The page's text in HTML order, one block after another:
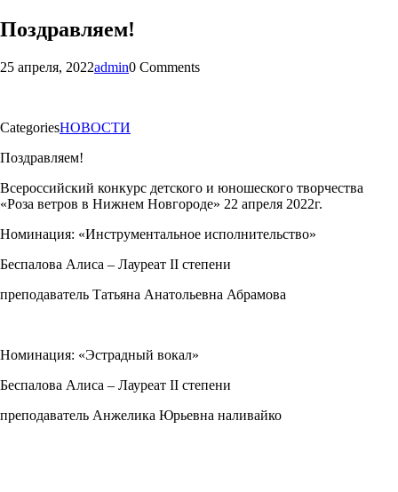
Поздравляем!
25 апреля, 2022admin0 Comments
CategoriesНОВОСТИ
Поздравляем!
Всероссийский конкурс детского и юношеского творчества
«Роза ветров в Нижнем Новгороде» 22 апреля 2022г.
Номинация: «Инструментальное исполнительство»
Беспалова Алиса – Лауреат II степени
преподаватель Татьяна Анатольевна Абрамова
Номинация: «Эстрадный вокал»
Беспалова Алиса – Лауреат II степени
преподаватель Анжелика Юрьевна наливайко